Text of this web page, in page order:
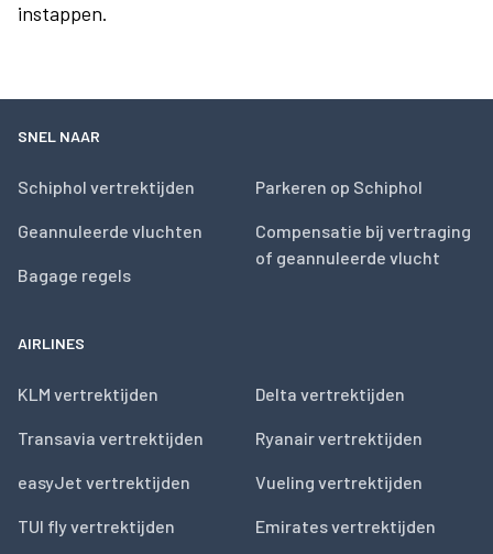
instappen.
SNEL NAAR
Schiphol vertrektijden
Geannuleerde vluchten
Bagage regels
Parkeren op Schiphol
Compensatie bij vertraging
of geannuleerde vlucht
AIRLINES
KLM vertrektijden
Transavia vertrektijden
easyJet vertrektijden
TUI fly vertrektijden
Delta vertrektijden
Ryanair vertrektijden
Vueling vertrektijden
Emirates vertrektijden